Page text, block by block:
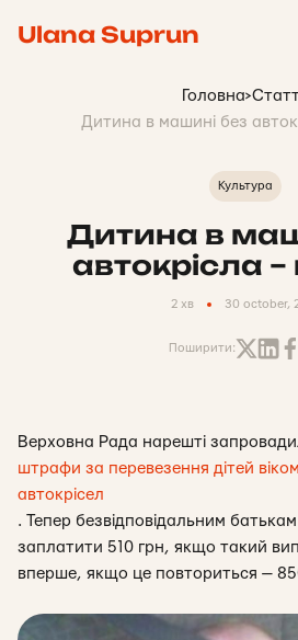
Ulana Suprun
Головна>
Дитина в машині без
Культура
Дитина в
автокрісла
2 хв 30 october,
Поширити:
Верховна Рада нарешті
штрафи за перевезення дітей
автокрісел
. Тепер безвідповідальним
заплатити 510 грн, якщо такий
вперше, якщо це повториться —